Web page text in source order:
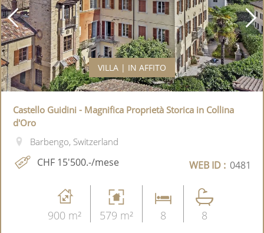
VILLA | IN AFFITO
Castello Guidini - Magnifica Proprietà Storica in Collina
d'Oro
Barbengo, Switzerland
CHF 15'500.-/mese WEB ID : 0481
900 m² 579 m² 8 8